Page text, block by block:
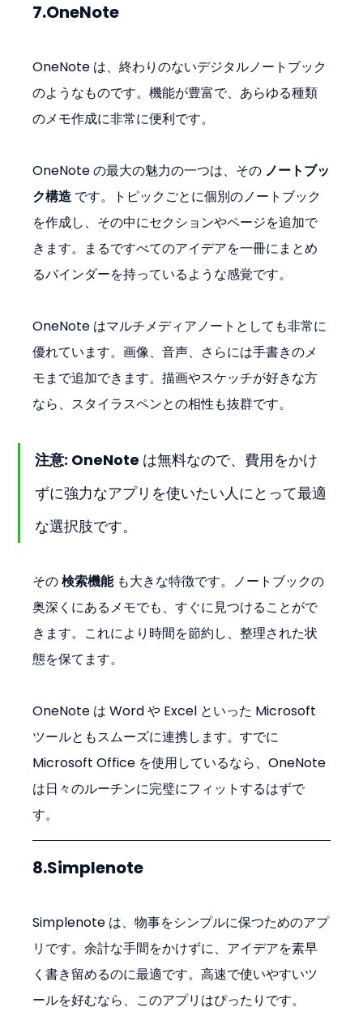
7.OneNote
OneNote は、終わりのないデジタルノートブック
のようなものです。機能が豊富で、あらゆる種類
のメモ作成に非常に便利です。
OneNote の最大の魅力の一つは、その ノートブッ
ク構造 です。トピックごとに個別のノートブック
を作成し、その中にセクションやページを追加で
きます。まるですべてのアイデアを一冊にまとめ
るバインダーを持っているような感覚です。
OneNote はマルチメディアノートとしても非常に
優れています。画像、音声、さらには手書きのメ
モまで追加できます。描画やスケッチが好きな方
なら、スタイラスペンとの相性も抜群です。
注意: OneNote は無料なので、費用をかけ
ずに強力なアプリを使いたい人にとって最適
な選択肢です。
その 検索機能 も大きな特徴です。ノートブックの
奥深くにあるメモでも、すぐに見つけることがで
きます。これにより時間を節約し、整理された状
態を保てます。
OneNote は Word や Excel といった Microsoft
ツールともスムーズに連携します。すでに
Microsoft Office を使用しているなら、OneNote
は日々のルーチンに完璧にフィットするはずで
す。
8.Simplenote
Simplenote は、物事をシンプルに保つためのアプ
リです。余計な手間をかけずに、アイデアを素早
く書き留めるのに最適です。高速で使いやすいツ
ールを好むなら、このアプリはぴったりです。